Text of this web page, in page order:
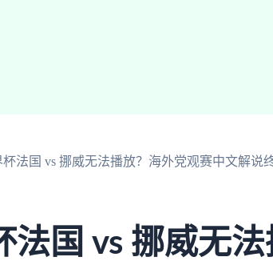
法国 vs 挪威无法播放？海外党观赛中文解说
法国 vs 挪威无法